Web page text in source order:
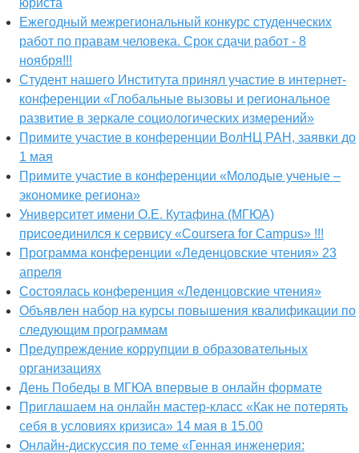
юриста
Ежегодный межрегиональный конкурс студенческих
работ по правам человека. Срок сдачи работ - 8
ноября!!!
Студент нашего Института принял участие в интернет-
конференции «Глобальные вызовы и региональное
развитие в зеркале социологических измерений»
Примите участие в конференции ВолНЦ РАН, заявки до
1 мая
Примите участие в конференции «Молодые ученые –
экономике региона»
Университет имени О.Е. Кутафина (МГЮА)
присоединился к сервису «Coursera for Campus» !!!
Программа конференции «Леденцовские чтения» 23
апреля
Состоялась конференция «Леденцовские чтения»
Объявлен набор на курсы повышения квалификации по
следующим программам
Предупреждение коррупции в образовательных
организациях
День Победы в МГЮА впервые в онлайн формате
Приглашаем на онлайн мастер-класс «Как не потерять
себя в условиях кризиса» 14 мая в 15.00
Онлайн-дискуссия по теме «Генная инженерия: